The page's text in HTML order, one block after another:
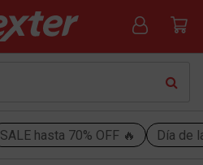
SALE hasta 70% OFF 🔥 Día de